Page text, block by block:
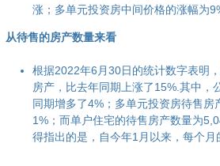
涨；多单元投资房中间价格的涨幅为
从待售的房产数量来看
根据2022年6月30日的统计数字表明
房产，比去年同期上涨了15%.其中
同期增多了4%；多单元投资房待售
1%；而单户住宅的待售房产数量为
得指出的是，自今年1月以来，每个